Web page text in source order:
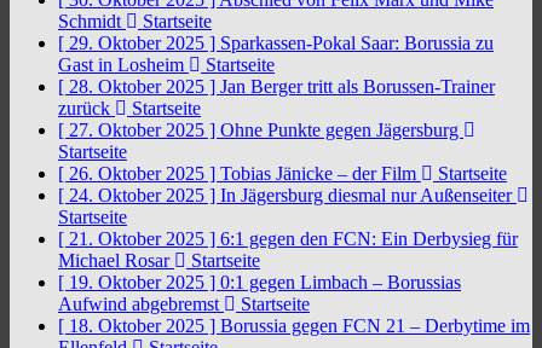
Schmidt
Startseite
[ 29. Oktober 2025 ] Sparkassen-Pokal Saar: Borussia zu
Gast in Losheim
Startseite
[ 28. Oktober 2025 ] Jan Berger tritt als Borussen-Trainer
zurück
Startseite
[ 27. Oktober 2025 ] Ohne Punkte gegen Jägersburg
Startseite
[ 26. Oktober 2025 ] Tobias Jänicke – der Film
Startseite
[ 24. Oktober 2025 ] In Jägersburg diesmal nur Außenseiter
Startseite
[ 21. Oktober 2025 ] 6:1 gegen den FCN: Ein Derbysieg für
Michael Rosar
Startseite
[ 19. Oktober 2025 ] 0:1 gegen Limbach – Borussias
Aufwind abgebremst
Startseite
[ 18. Oktober 2025 ] Borussia gegen FCN 21 – Derbytime im